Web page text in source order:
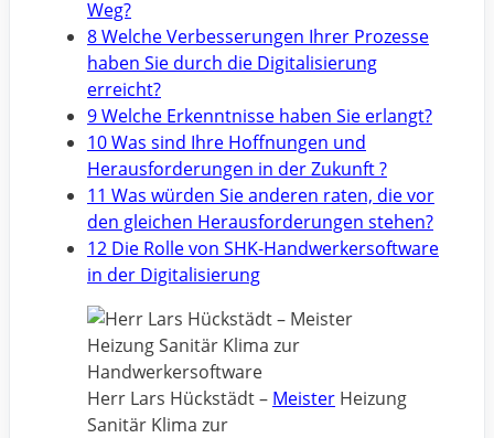
Weg?
8 Welche Verbesserungen Ihrer Prozesse
haben Sie durch die Digitalisierung
erreicht?
9 Welche Erkenntnisse haben Sie erlangt?
10 Was sind Ihre Hoffnungen und
Herausforderungen in der Zukunft ?
11 Was würden Sie anderen raten, die vor
den gleichen Herausforderungen stehen?
12 Die Rolle von SHK-Handwerkersoftware
in der Digitalisierung
Herr Lars Hückstädt – Meister Heizung
Sanitär Klima zur